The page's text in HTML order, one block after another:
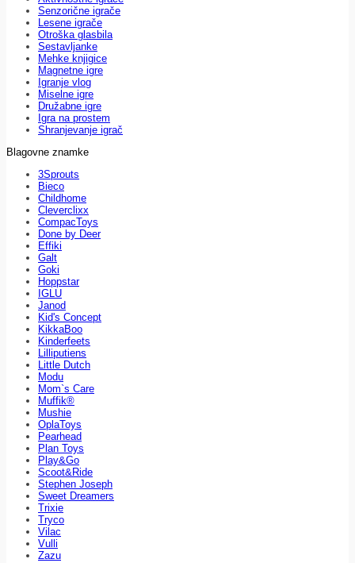
Senzorične igrače
Lesene igrače
Otroška glasbila
Sestavljanke
Mehke knjigice
Magnetne igre
Igranje vlog
Miselne igre
Družabne igre
Igra na prostem
Shranjevanje igrač
Blagovne znamke
3Sprouts
Bieco
Childhome
Cleverclixx
CompacToys
Done by Deer
Effiki
Galt
Goki
Hoppstar
IGLU
Janod
Kid's Concept
KikkaBoo
Kinderfeets
Lilliputiens
Little Dutch
Modu
Mom`s Care
Muffik®
Mushie
OplaToys
Pearhead
Plan Toys
Play&Go
Scoot&Ride
Stephen Joseph
Sweet Dreamers
Trixie
Tryco
Vilac
Vulli
Zazu